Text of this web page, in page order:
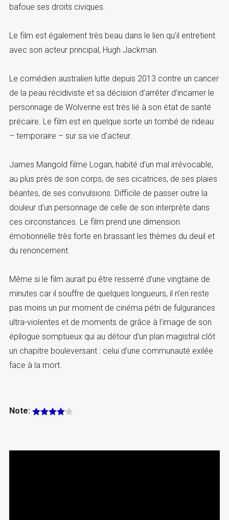
bafoue ses droits civiques.
Le film est également très beau dans le lien qu’il entretient
avec son acteur principal, Hugh Jackman.
Le comédien australien lutte depuis 2013 contre un cancer
de la peau récidiviste et sa décision d’arrêter d’incarner le
personnage de Wolverine est très lié à son état de santé
précaire. Le film est en quelque sorte un tombé de rideau
– temporaire – sur sa vie d’acteur.
James Mangold filme Logan, habité d’un mal irrévocable,
au plus près de son corps, de ses cicatrices, de ses plaies
béantes, de ses convulsions. Difficile de passer outre la
douleur d’un personnage de celle de son interprète dans
ces circonstances. Le film prend une dimension
émotionnelle très forte en brassant les thèmes du deuil et
du renoncement.
Même si le film aurait pu être resserré d’une vingtaine de
minutes car il souffre de quelques longueurs, il n’en reste
pas moins un pur moment de cinéma pétri de fulgurances
ultra-violentes et de moments de grâce à l’image de son
épilogue somptueux qui au détour d’un plan magistral clôt
un chapitre bouleversant : celui d’une communauté exilée
face à la mort.
Note: